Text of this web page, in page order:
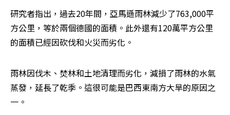
研究者指出，過去20年間，亞馬遜雨林減少了763,000平
方公里，等於兩個德國的面積。此外還有120萬平方公里
的面積已經因砍伐和火災而劣化。
雨林因伐木、焚林和土地清理而劣化，減損了雨林的水氣
蒸發，延長了乾季。這很可能是巴西東南方大旱的原因之
一。